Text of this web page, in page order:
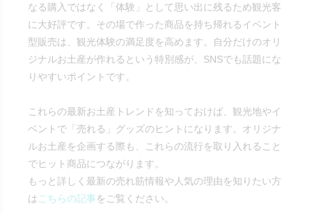
なる購入ではなく「体験」として思い出に残るため観光客
に大好評です。その場で作った商品を持ち帰れるイベント
型販売は、観光体験の満足度を高めます。自分だけのオリ
ジナルお土産が作れるという特別感が、SNSでも話題にな
りやすいポイントです。
これらの最新お土産トレンドを知っておけば、観光地やイ
ベントで「売れる」グッズのヒントになります。オリジナ
ルお土産を企画する際も、これらの流行を取り入れること
でヒット商品につながります。
もっと詳しく最新の売れ筋情報や人気の理由を知りたい方
は こちらの記事をご覧ください。